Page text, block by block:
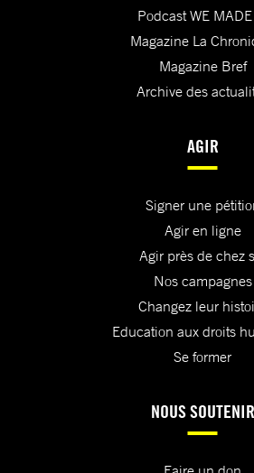
Podcast WE
Magazine La
Magazine Bref
Archive des
AGIR
Signer une
Agir en ligne
Agir près de chez
Nos campagnes
Changez leur
Education aux droits
Se former
NOUS SOUTENIR